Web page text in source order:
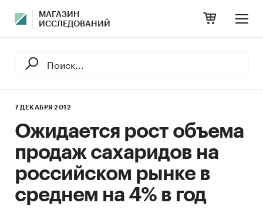
МАГАЗИН
ИССЛЕДОВАНИЙ
7 ДЕКАБРЯ 2012
Ожидается рост объема
продаж сахаридов на
российском рынке в
среднем на 4% в год